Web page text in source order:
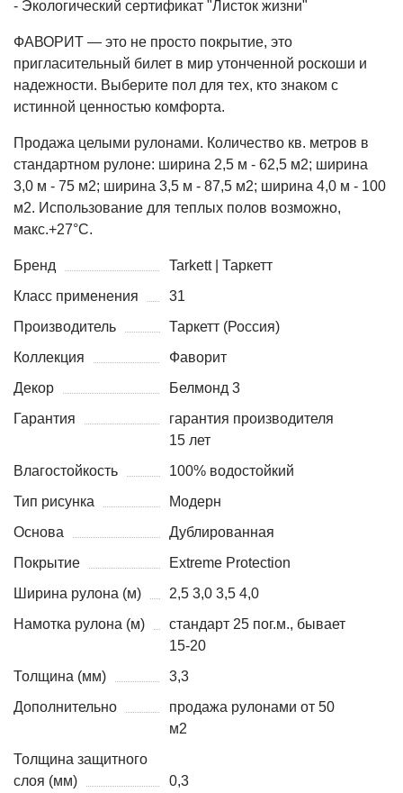
- Экологический сертификат "Листок жизни"
ФАВОРИТ — это не просто покрытие, это
пригласительный билет в мир утонченной роскоши и
надежности. Выберите пол для тех, кто знаком с
истинной ценностью комфорта.
Продажа целыми рулонами. Количество кв. метров в
стандартном рулоне: ширина 2,5 м - 62,5 м2; ширина
3,0 м - 75 м2; ширина 3,5 м - 87,5 м2; ширина 4,0 м - 100
м2. Использование для теплых полов возможно,
макс.+27°С.
Бренд
Tarkett | Таркетт
Класс применения
31
Производитель
Таркетт (Россия)
Коллекция
Фаворит
Декор
Белмонд 3
Гарантия
гарантия производителя
15 лет
Влагостойкость
100% водостойкий
Тип рисунка
Модерн
Основа
Дублированная
Покрытие
Extreme Protection
Ширина рулона (м)
2,5 3,0 3,5 4,0
Намотка рулона (м)
стандарт 25 пог.м., бывает
15-20
Толщина (мм)
3,3
Дополнительно
продажа рулонами от 50
м2
Толщина защитного
слоя (мм)
0,3